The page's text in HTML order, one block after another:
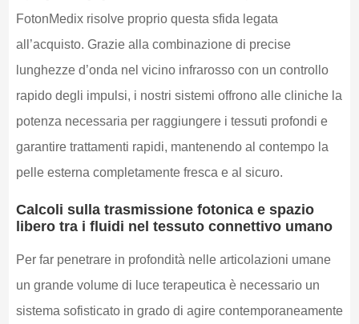
FotonMedix risolve proprio questa sfida legata
all’acquisto. Grazie alla combinazione di precise
lunghezze d’onda nel vicino infrarosso con un controllo
rapido degli impulsi, i nostri sistemi offrono alle cliniche la
potenza necessaria per raggiungere i tessuti profondi e
garantire trattamenti rapidi, mantenendo al contempo la
pelle esterna completamente fresca e al sicuro.
Calcoli sulla trasmissione fotonica e spazio
libero tra i fluidi nel tessuto connettivo umano
Per far penetrare in profondità nelle articolazioni umane
un grande volume di luce terapeutica è necessario un
sistema sofisticato in grado di agire contemporaneamente